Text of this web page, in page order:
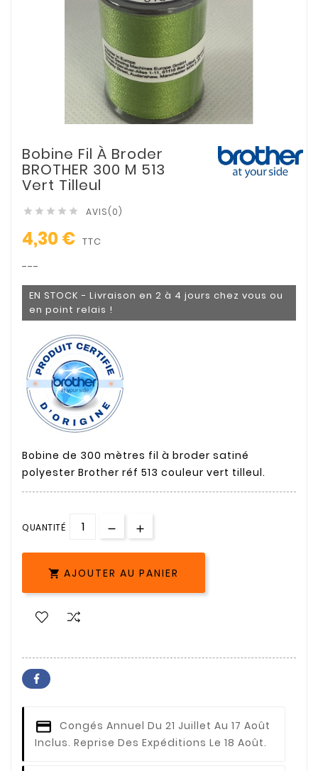
Bobine Fil À Broder
BROTHER 300 M 513
Vert Tilleul
     AVIS(0)
4,30 € TTC
---
EN STOCK - Livraison en 2 à 4 jours chez vous ou
en point relais !
Bobine de 300 mètres fil à broder satiné
polyester Brother réf 513 couleur vert tilleul.
QUANTITÉ
 AJOUTER AU PANIER
Congés Annuel Du 21 Juillet Au 17 Août
Inclus. Reprise Des Expéditions Le 18 Août.